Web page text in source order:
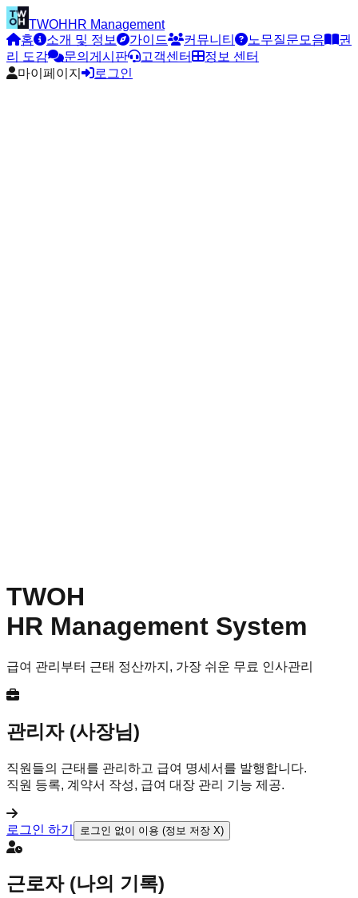
TWOH HR Management
홈
소개 및 정보 가이드 커뮤니티 노무질문모음
권
리 도감
문의게시판 고객센터
정보 센터
마이페이지
로그인
TWOH
HR Management System
급여 관리부터 근태 정산까지, 가장 쉬운 무료 인사관리
관리자 (사장님)
직원들의 근태를 관리하고 급여 명세서를 발행합니다.
직원 등록, 계약서 작성, 급여 대장 관리 기능 제공.
로그인 하기 로그인 없이 이용 (정보 저장 X)
근로자 (나의 기록)